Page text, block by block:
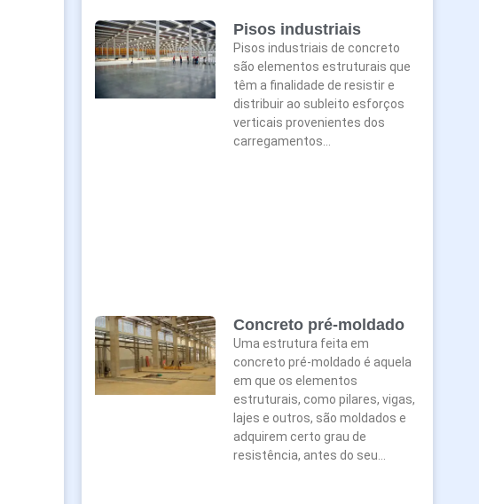
Pisos industriais
Pisos industriais de concreto
são elementos estruturais que
têm a finalidade de resistir e
distribuir ao subleito esforços
verticais provenientes dos
carregamentos…
Concreto pré-moldado
Uma estrutura feita em
concreto pré-moldado é aquela
em que os elementos
estruturais, como pilares, vigas,
lajes e outros, são moldados e
adquirem certo grau de
resistência, antes do seu…